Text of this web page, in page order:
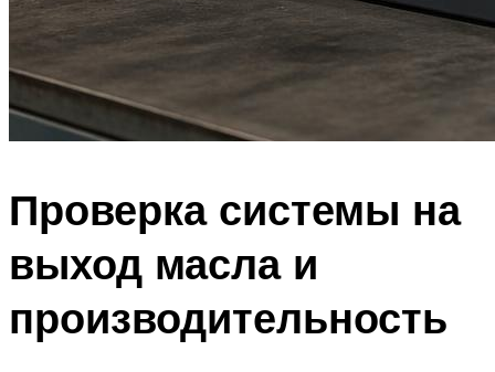
Проверка системы на
выход масла и
производительность